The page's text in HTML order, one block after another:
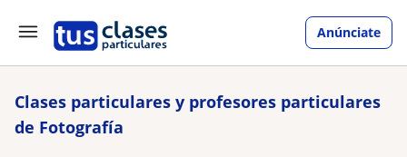
Anúnciate
Clases particulares y profesores particulares
de Fotografía